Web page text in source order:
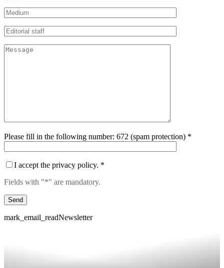
Please fill in the following number: 672 (spam protection) *
I accept the privacy policy. *
Fields with "*" are mandatory.
mark_email_readNewsletter